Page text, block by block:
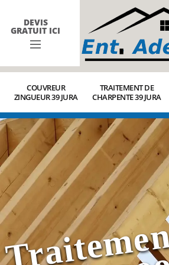
DEVIS
GRATUIT ICI
COUVREUR
ZINGUEUR 39 JURA
TRAITEMENT DE
CHARPENTE 39 JURA